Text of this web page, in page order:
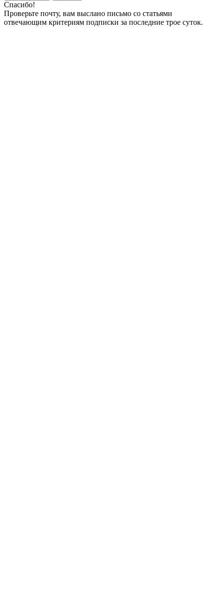
Спасибо!
Проверьте почту, вам выслано письмо со статьями
отвечающим критериям подписки за последние трое суток.